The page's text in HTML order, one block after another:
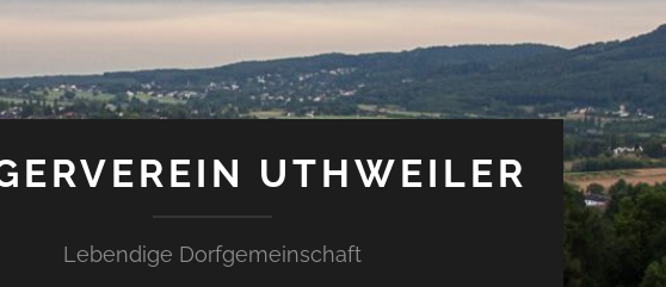
UTHWEILER
Lebendige Dorfgemeinschaft